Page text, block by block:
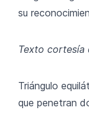
su
Texto cortesía
Triángulo
que penetran